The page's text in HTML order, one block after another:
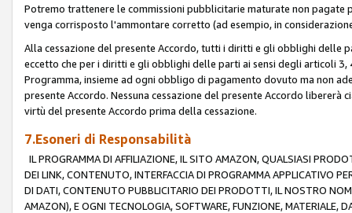
Potremo trattenere le commissioni pubblicitarie maturate non
venga corrisposto l'ammontare corretto (ad esempio, in
Alla cessazione del presente Accordo, tutti i diritti e gli obblighi delle
eccetto che per i diritti e gli obblighi delle parti ai sensi degli articoli
Programma, insieme ad ogni obbligo di pagamento dovuto ma non
presente Accordo. Nessuna cessazione del presente Accordo
virtù del presente Accordo prima della cessazione.
7.Esoneri di Responsabilità
IL PROGRAMMA DI AFFILIAZIONE, IL SITO AMAZON, QUALSIASI
DEI LINK, CONTENUTO, INTERFACCIA DI PROGRAMMA APPLICATIVO
DI DATI, CONTENUTO PUBBLICITARIO DEI PRODOTTI, IL NOSTRO
AMAZON), E OGNI TECNOLOGIA, SOFTWARE, FUNZIONE, MATERIALE,